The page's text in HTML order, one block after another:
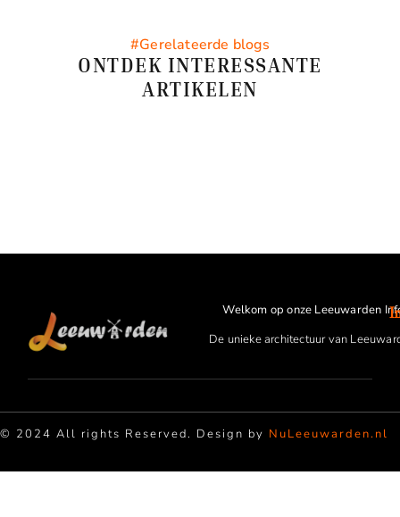
#Gerelateerde blogs
ONTDEK INTERESSANTE
ARTIKELEN
Welkom op onze Leeuwarden
De unieke architectuur van
© 2024 All rights Reserved. Design by NuLeeuwarden.nl